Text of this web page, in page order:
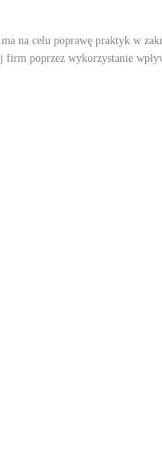
ma na celu poprawę praktyk w
firm poprzez wykorzystanie